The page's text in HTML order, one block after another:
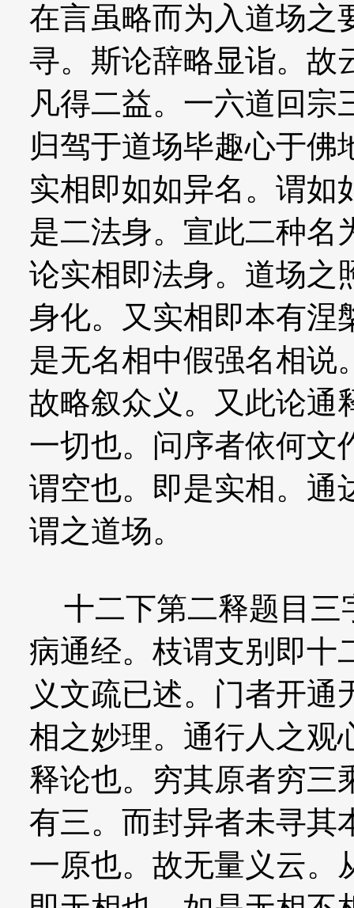
在言虽略而为入道场之
寻。斯论辞略显诣。故
凡得二益。一六道回宗
归驾于道场毕趣心于佛
实相即如如异名。谓如
是二法身。宣此二种名
论实相即法身。道场之
身化。又实相即本有涅
是无名相中假强名相说
故略叙众义。又此论通
一切也。问序者依何文
谓空也。即是实相。通
谓之道场。
十二下第二释题目三
病通经。枝谓支别即十
义文疏已述。门者开
相之妙理。通行人之观
释论也。穷其原者穷三
有三。而封异者未寻其
一原也。故无量义云。